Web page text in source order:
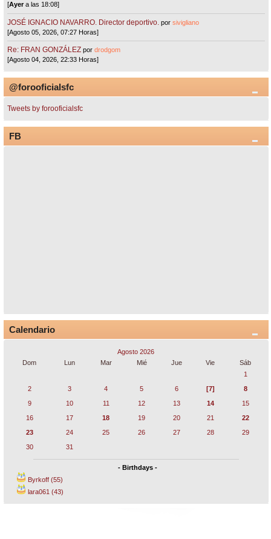
[Ayera las 18:08]
JOSÉ IGNACIO NAVARRO. Director deportivo. porsivigliano
[Agosto 05, 2026, 07:27 Horas]
Re: FRAN GONZÁLEZ pordrodgom
[Agosto 04, 2026, 22:33 Horas]
@forooficialsfc
Tweets by forooficialsfc
FB
Calendario
Agosto 2026
Dom
Lun Mar Mié Jue Vie
Sáb
1
2
3 4 5 6 [7]
8
9
10 11 12 13 14
15
16
17 18 19 20 21
22
23
24 25 26 27 28
29
30
31
- Birthdays -
Byrkoff (55)
lara061 (43)